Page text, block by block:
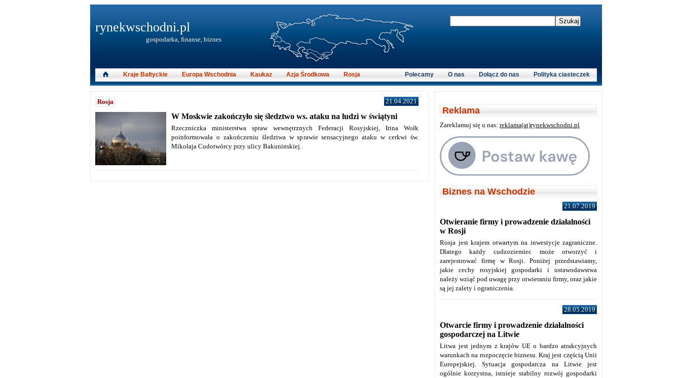
Rosja 21.04.2021
W Moskwie zakończyło się śledztwo ws. ataku na ludzi w świątyni
Rzeczniczka ministerstwa spraw wewnętrznych Federacji Rosyjskiej, Irina Wołk
poinformowała o zakończeniu śledztwa w sprawie sensacyjnego ataku w cerkwi św.
Mikołaja Cudotwórcy przy ulicy Bakuninskiej.
rynekwschodni.pl
gospodarka, finanse, biznes
Kraje Bałtyckie Europa Wschodnia Kaukaz Azja Środkowa Rosja Polityka ciasteczek
Dołącz do nas
O nas
Polecamy
Reklama
Zareklamuj się u nas: reklama(at)rynekwschodni.pl
Biznes na Wschodzie
21.07.2019
Otwieranie firmy i prowadzenie działalności
w Rosji
Rosja jest krajem otwartym na inwestycje zagraniczne.
Dlatego każdy cudzoziemiec może otworzyć i
zarejestrować firmę w Rosji. Poniżej przedstawiamy,
jakie cechy rosyjskiej gospodarki i ustawodawstwa
należy wziąć pod uwagę przy otwieraniu firmy, oraz jakie
są jej zalety i ograniczenia.
28.05.2019
Otwarcie firmy i prowadzenie działalności
gospodarczej na Litwie
Litwa jest jednym z krajów UE o bardzo atrakcyjnych
warunkach na rozpoczęcie biznesu. Kraj jest częścią Unii
Europejskiej. Sytuacja gospodarcza na Litwie jest
ogólnie korzystna, istnieje stabilny rozwój gospodarki